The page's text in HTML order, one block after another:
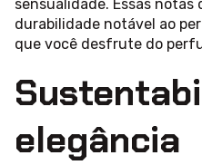
sensualidade. Essas notas
durabilidade notável ao
que você desfrute do
elegância